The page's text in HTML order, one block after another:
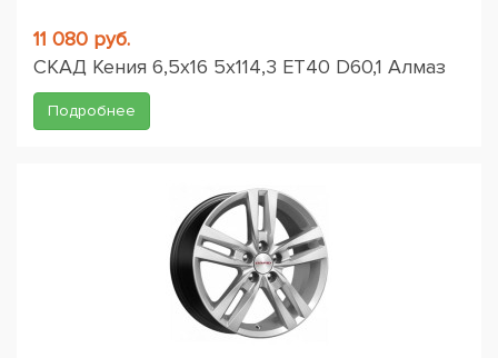
11 080 руб.
СКАД Кения 6,5x16 5x114,3 ET40 D60,1 Алмаз
Подробнее